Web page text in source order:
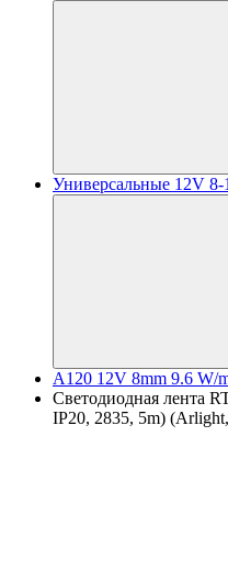
Универсальные 12V
A120 12V 8mm 9.6 W/
Светодиодная лента
IP20, 2835, 5m)